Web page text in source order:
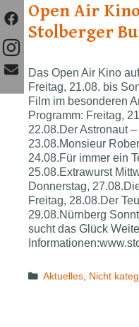
Open Air
Stolberger
Das Open Air Kino
Freitag, 21.08. bis
Film im besonderen
Programm: Freitag,
22.08.Der Astronaut
23.08.Monsieur
24.08.Für immer ein
25.08.Extrawurst
Donnerstag,
Freitag, 28.08.Der
29.08.Nürnberg
sucht das Glück
Categories
Aktuelles, Nicht